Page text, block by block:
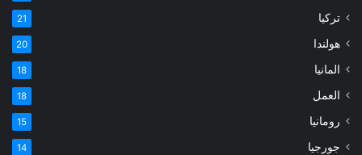
تركيا 21
هولندا 20
المانيا 18
العمل 18
رومانيا 15
جورجيا 14